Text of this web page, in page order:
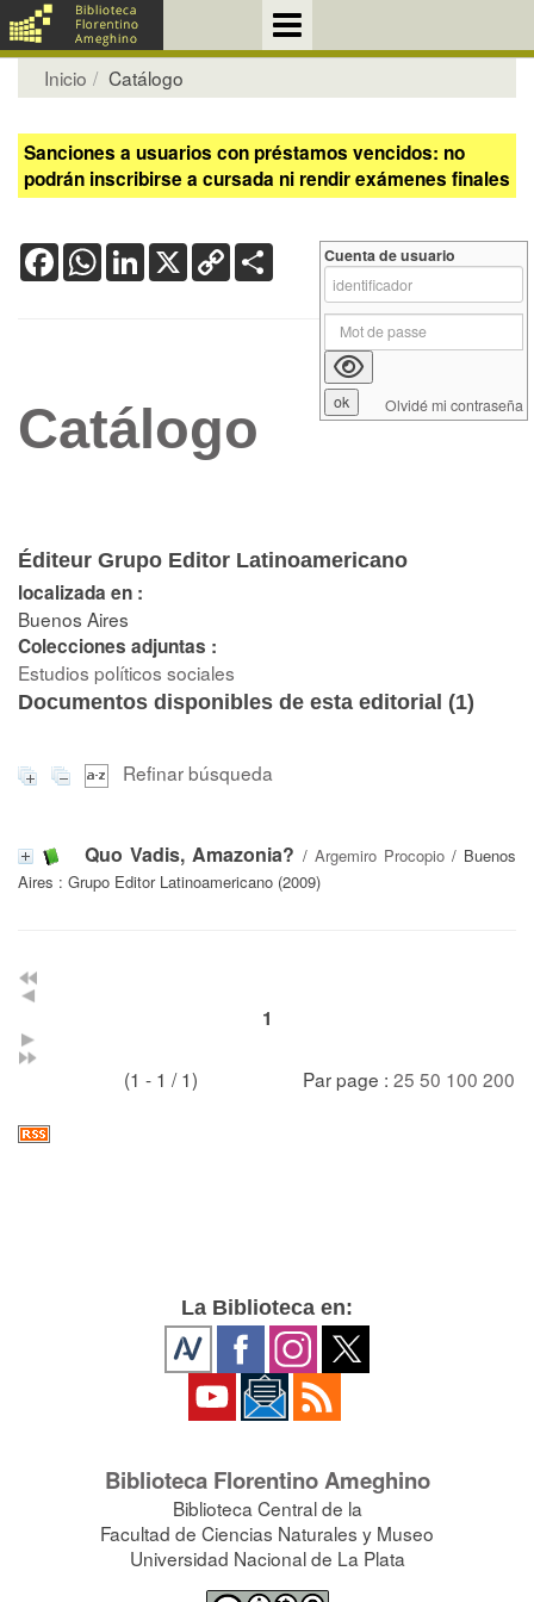
Inicio Catálogo
Sanciones a usuarios con préstamos vencidos: no
podrán inscribirse a cursada ni rendir exámenes finales
FacebookWhatsApp
LinkedIn
X Copy
Link
Catálogo
Éditeur Grupo Editor Latinoamericano
localizada en :
Buenos Aires
Colecciones adjuntas :
Estudios políticos sociales
Documentos disponibles de esta editorial (1)
Refinar búsqueda
Quo Vadis, Amazonia? / Argemiro Procopio/ Buenos
Aires : Grupo Editor Latinoamericano (2009)
1
(1 - 1 / 1) Par page : 25 50 100 200
Cuenta de usuario
Olvidé mi contraseña
La Biblioteca en:
Biblioteca Florentino Ameghino
Biblioteca Central de la
Facultad de Ciencias Naturales y Museo
Universidad Nacional de La Plata